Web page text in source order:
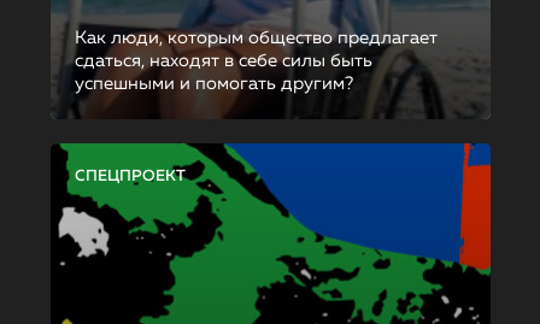
Как люди, которым общество предлагает
сдаться, находят в себе силы быть
успешными и помогать другим?
СПЕЦПРОЕКТ